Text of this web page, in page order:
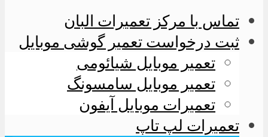
تماس با مرکز تعمیرات البان
ثبت درخواست تعمیر گوشی موبایل
تعمیر موبایل شیائومی
تعمیر موبایل سامسونگ
تعمیرات موبایل آیفون
تعمیرات لپ تاپ